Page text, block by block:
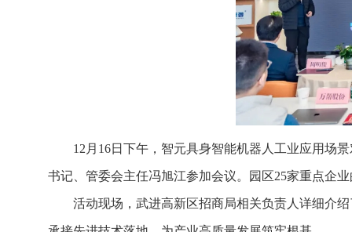
12月16日下午，智元具身智能机器人工业应用场
书记、管委会主任冯旭江参加会议。园区25家重点企
活动现场，武进高新区招商局相关负责人详细介